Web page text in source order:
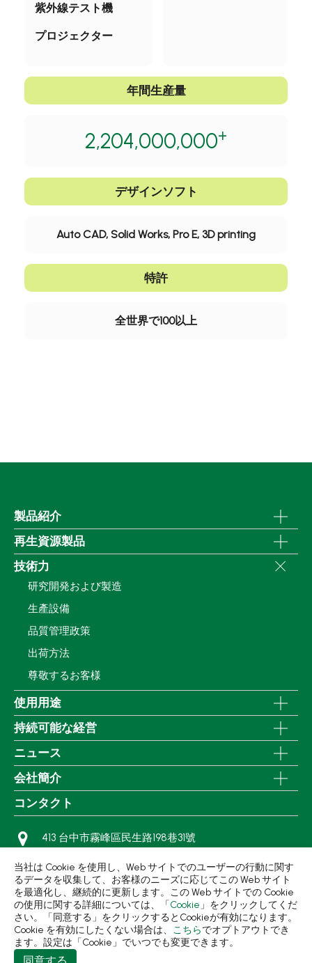
紫外線テスト機
プロジェクター
年間生産量
2,204,000,000+
デザインソフト
Auto CAD, Solid Works, Pro E, 3D printing
特許
全世界で100以上
製品紹介
再生資源製品
技術力
研究開発および製造
生產設備
品質管理政策
出荷方法
尊敬するお客様
使用用途
持続可能な経営
ニュース
会社簡介
コンタクト
413 台中市霧峰區民生路198巷31號
+886-4-2331-9922
sales@living1991.com.tw
当社は Cookie を使用し、Web サイトでのユーザーの行動に関す
るデータを収集して、お客様のニーズに応じてこの Web サイト
を最適化し、継続的に更新します。この Web サイトでの Cookie
の使用に関する詳細については、「Cookie 」をクリックしてくだ
さい。「同意する」をクリックするとCookieが有効になります。
Cookie を有効にしたくない場合は、 こちらでオプトアウトでき
ます。設定は「Cookie」でいつでも変更できます。